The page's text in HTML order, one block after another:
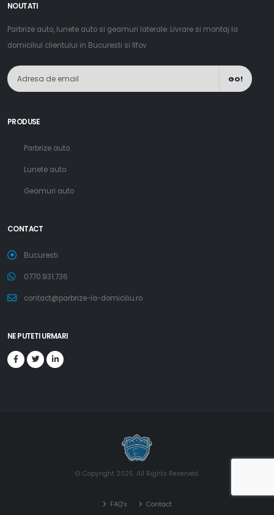
NOUTATI
Parbrize auto, lunete auto si geamuri laterale. Livrare si montaj la
domiciliul clientului in Bucuresti si Ilfov
GO!
PRODUSE
Parbrize auto
Lunete auto
Geamuri auto
CONTACT
Bucuresti
0770.931.736
contact@parbrize-la-domiciliu.ro
NE PUTETI URMARI
© Copyright 2025. All Rights Reserved.
FAQ's Contact